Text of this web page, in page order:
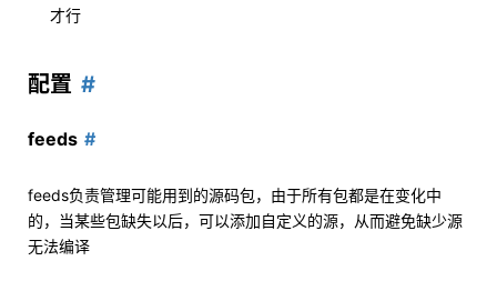
才行
配置
feeds
feeds负责管理可能用到的源码包，由于所有包都是在变化中
的，当某些包缺失以后，可以添加自定义的源，从而避免缺少源
无法编译